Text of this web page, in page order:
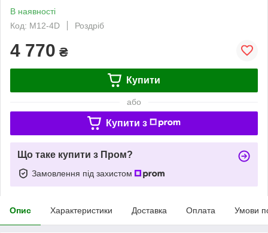
В наявності
Код: М12-4D
Роздріб
4 770 ₴
Купити
або
Купити з
Що таке купити з Пром?
Замовлення під захистом
Опис Характеристики Доставка Оплата Умови